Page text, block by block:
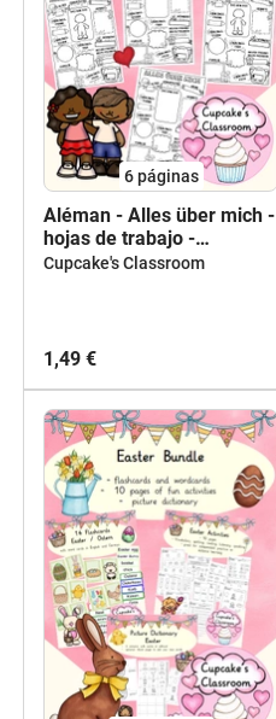
6páginas
Aléman - Alles über mich -
hojas de trabajo -
Vorstellung
Cupcake's Classroom
1,49 €